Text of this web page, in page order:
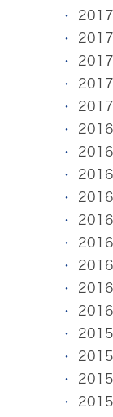
2017
2017
2017
2017
2017
2016
2016
2016
2016
2016
2016
2016
2016
2016
2015
2015
2015
2015